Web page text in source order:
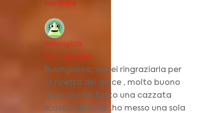
Répondre
Antonietta
17 janvier 2024
Buongiorno, vorrei ringraziarla per
la ricetta del dolce , molto buono
..solo che ho fatto una cazzata
scusa il termine…ho messo una sola